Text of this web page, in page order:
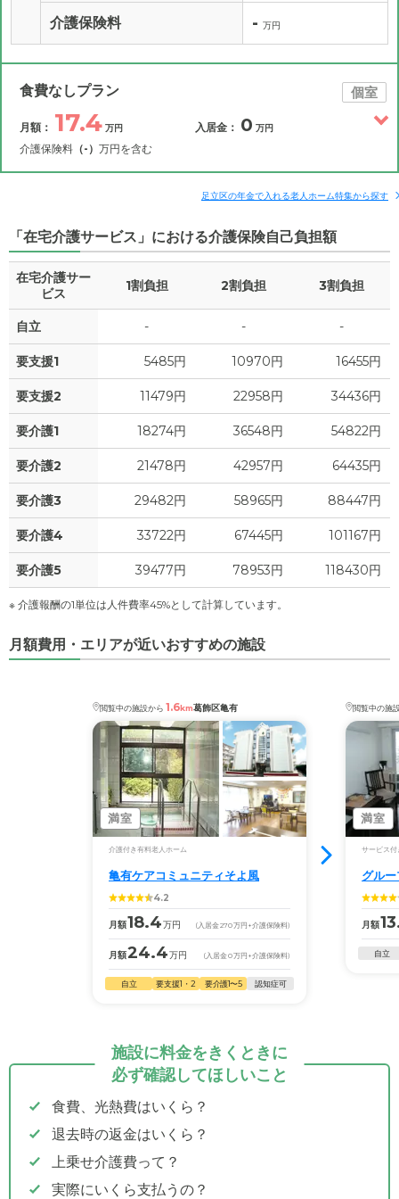
介護保険料 - 万円
食費なしプラン 個室
月額： 17.4 万円
介護保険料 （-） 万円を含む
入居金： 0 万円
補足情報
月額費用 ? 17.4 万円
家賃 11.6
食費 ? 0 万円
水道・光熱費 0
上乗せ介護費 ? 0 万円
その他 4.1
介護保険料 -
足立区の年金で入れる老人ホーム特集から探す
「在宅介護サービス」における介護保険自己負担額
在宅介護サー
ビス
1割負担 2割負担 3割負担
自立 - - -
要支援1 5485円 10970円 16455円
要支援2 11479円 22958円 34436円
要介護1 18274円 36548円 54822円
要介護2 21478円 42957円 64435円
要介護3 29482円 58965円 88447円
要介護4 33722円 67445円 101167円
要介護5 39477円 78953円 118430円
※ 介護報酬の1単位は人件費率45%として計算しています。
月額費用・エリアが近いおすすめの施設
閲覧中の施設から 1.6km葛飾区亀有
満室
介護付き有料老人ホーム
亀有ケアコミュニティそよ風
4.2
月額18.4万円 (入居金270万円 +介護保険料)
月額24.4万円 (入居金0万円 +介護保険料)
自立 要支援1・2 要介護1〜5 認知症可
閲覧中の施
満室
サービス付
グル
月額
自立
施設に料金をきくときに
必ず確認してほしいこと
食費、光熱費はいくら？
退去時の返金はいくら？
上乗せ介護費って？
実際にいくら支払うの？